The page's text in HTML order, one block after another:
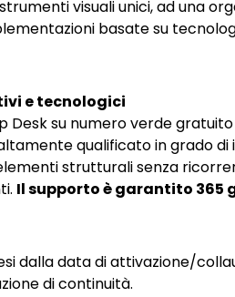
visuali unici, ad una
basate su
e tecnologici
su numero verde
qualificato in grado
strutturali senza
Il supporto è garantito 365
dalla data di attivazione/
di continuità.